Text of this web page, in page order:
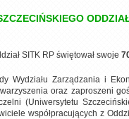
SITK RP świętował swoje
Wydziału Zarządzania i
oraz zaproszeni
(Uniwersytetu
współpracujących z